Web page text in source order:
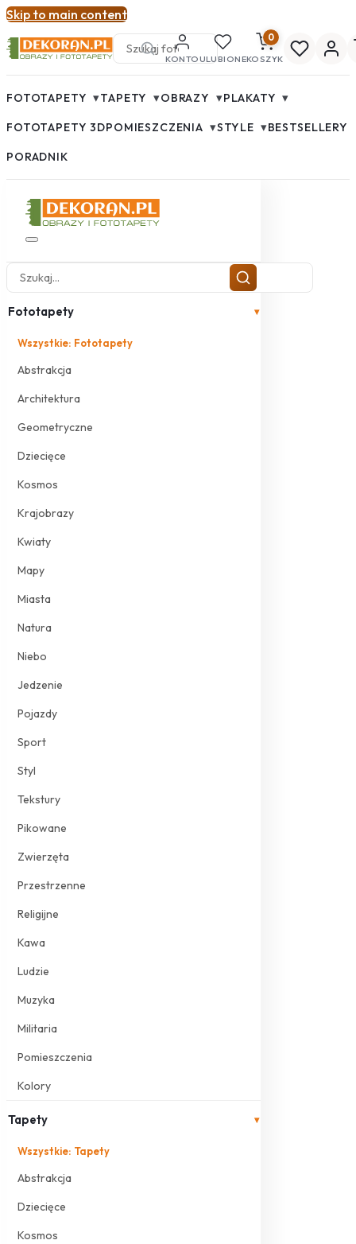
Skip to main content
KONTOULUBIONE
0
KOSZYK
FOTOTAPETY ▾TAPETY ▾OBRAZY ▾PLAKATY ▾
FOTOTAPETY 3DPOMIESZCZENIA ▾STYLE ▾BESTSELLERY
PORADNIK
Fototapety ▾
Wszystkie: Fototapety
Abstrakcja
Architektura
Geometryczne
Dziecięce
Kosmos
Krajobrazy
Kwiaty
Mapy
Miasta
Natura
Niebo
Jedzenie
Pojazdy
Sport
Styl
Tekstury
Pikowane
Zwierzęta
Przestrzenne
Religijne
Kawa
Ludzie
Muzyka
Militaria
Pomieszczenia
Kolory
Tapety ▾
Wszystkie: Tapety
Abstrakcja
Dziecięce
Kosmos